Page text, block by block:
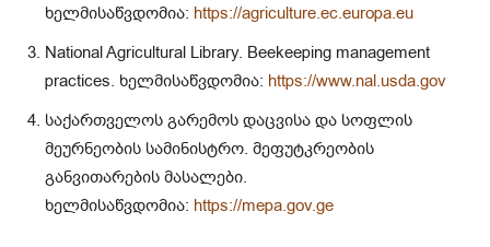
ხელმისაწვდომია: https://agriculture.ec.europa.eu
National Agricultural Library. Beekeeping management
practices. ხელმისაწვდომია: https://www.nal.usda.gov
საქართველოს გარემოს დაცვისა და სოფლის
მეურნეობის სამინისტრო. მეფუტკრეობის
განვითარების მასალები.
ხელმისაწვდომია: https://mepa.gov.ge